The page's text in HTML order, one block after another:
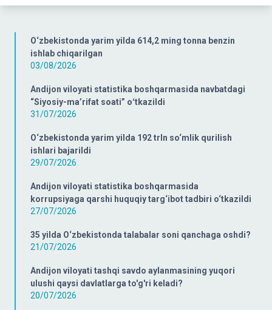
O‘zbekistonda yarim yilda 614,2 ming tonna benzin
ishlab chiqarilgan
03/08/2026
Andijon viloyati statistika boshqarmasida navbatdagi
“Siyosiy-ma’rifat soati” oʻtkazildi
31/07/2026
O‘zbekistonda yarim yilda 192 trln so‘mlik qurilish
ishlari bajarildi
29/07/2026
Andijon viloyati statistika boshqarmasida
korrupsiyaga qarshi huquqiy targ‘ibot tadbiri o‘tkazildi
27/07/2026
35 yilda O‘zbekistonda talabalar soni qanchaga oshdi?
21/07/2026
Andijon viloyati tashqi savdo aylanmasining yuqori
ulushi qaysi davlatlarga to'g'ri keladi?
20/07/2026